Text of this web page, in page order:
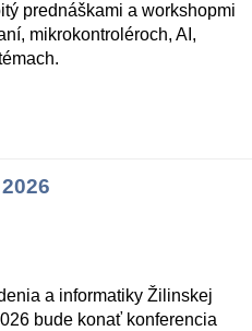
prednáškami a workshopmi
mikrokontroléroch, AI,
a informatiky Žilinskej
bude konať konferencia